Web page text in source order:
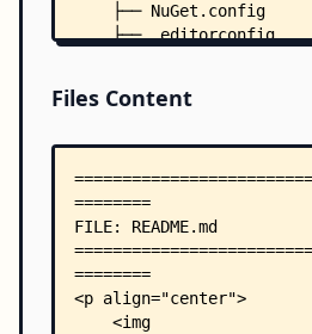
    ├── NuGet.config
    ├── .editorconfig
    │   └── README.md
    │   ├── README.md
    │   ├── Home.md
    │   ├── Configuration/
│   │   ├── App-
│   │   ├──
│   │   ├── Setup-
    │   │   ├── Startup.md
│   │   └──
Files Content